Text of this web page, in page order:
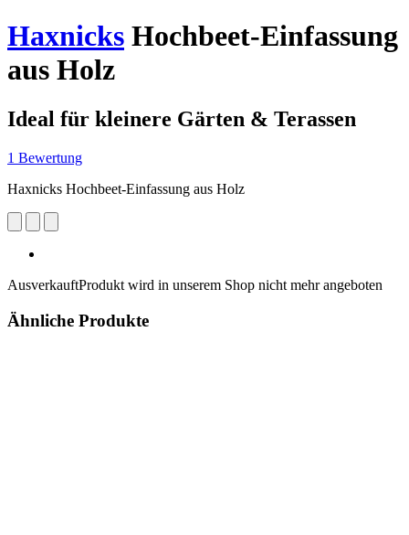
Haxnicks Hochbeet-Einfassung
aus Holz
Ideal für kleinere Gärten & Terassen
1 Bewertung
Haxnicks Hochbeet-Einfassung aus Holz
AusverkauftProdukt wird in unserem Shop nicht mehr angeboten
Ähnliche Produkte